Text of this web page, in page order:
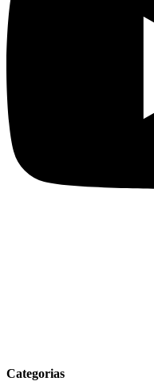
Categorias